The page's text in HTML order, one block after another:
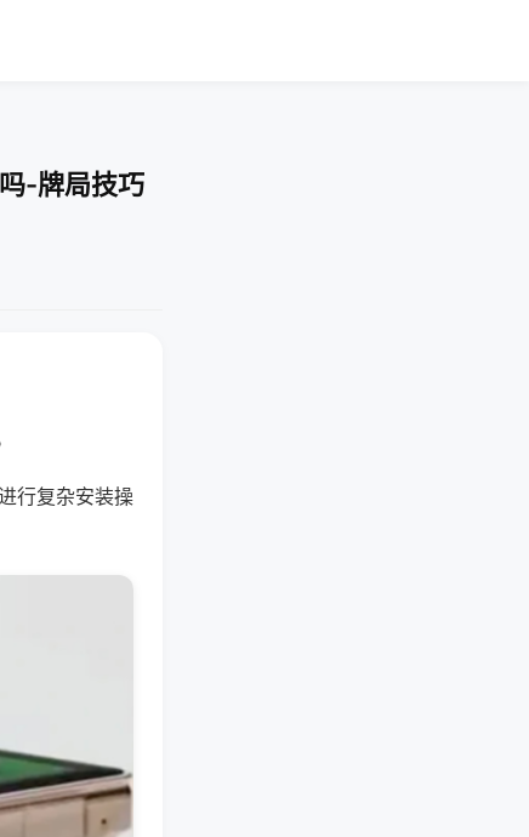
-牌局技巧
行复杂安装操